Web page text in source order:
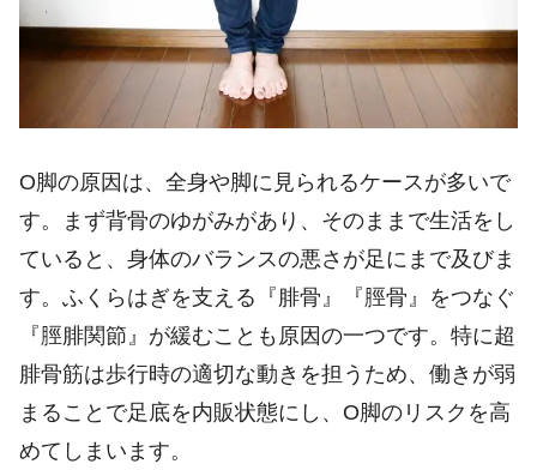
O脚の原因は、全身や脚に見られるケースが多いで
す。まず背骨のゆがみがあり、そのままで生活をし
ていると、身体のバランスの悪さが足にまで及びま
す。ふくらはぎを支える『腓骨』『脛骨』をつなぐ
『脛腓関節』が緩むことも原因の一つです。特に超
腓骨筋は歩行時の適切な動きを担うため、働きが弱
まることで足底を内販状態にし、O脚のリスクを高
めてしまいます。